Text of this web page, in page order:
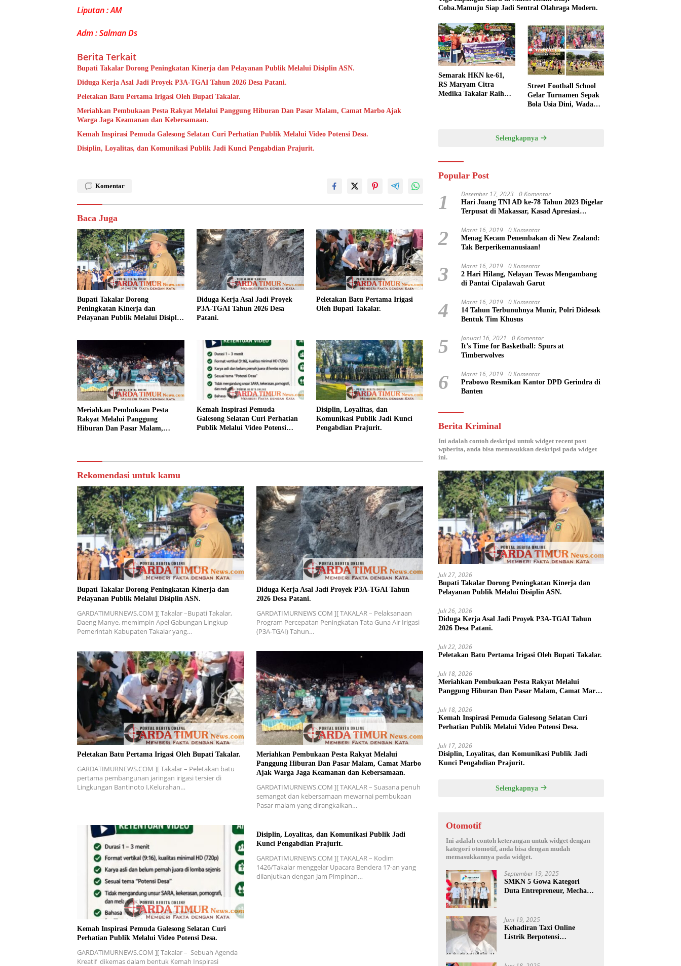
Liputan : AM
Adm : Salman Ds
Berita Terkait
Bupati Takalar Dorong Peningkatan Kinerja dan Pelayanan Publik Melalui Disiplin ASN.
Diduga Kerja Asal Jadi Proyek P3A-TGAI Tahun 2026 Desa Patani.
Peletakan Batu Pertama Irigasi Oleh Bupati Takalar.
Meriahkan Pembukaan Pesta Rakyat Melalui Panggung Hiburan Dan Pasar Malam, Camat Marbo Ajak
Warga Jaga Keamanan dan Kebersamaan.
Kemah Inspirasi Pemuda Galesong Selatan Curi Perhatian Publik Melalui Video Potensi Desa.
Disiplin, Loyalitas, dan Komunikasi Publik Jadi Kunci Pengabdian Prajurit.
Komentar
Baca Juga
Bupati Takalar Dorong
Peningkatan Kinerja dan
Pelayanan Publik Melalui Disiplin
Diduga Kerja Asal Jadi Proyek
P3A-TGAI Tahun 2026 Desa
Patani.
Peletakan Batu Pertama Irigasi
Oleh Bupati Takalar.
Meriahkan Pembukaan Pesta
Rakyat Melalui Panggung
Hiburan Dan Pasar Malam,
Kemah Inspirasi Pemuda
Galesong Selatan Curi Perhatian
Publik Melalui Video Potensi
Disiplin, Loyalitas, dan
Komunikasi Publik Jadi Kunci
Pengabdian Prajurit.
Rekomendasi untuk kamu
Bupati Takalar Dorong Peningkatan Kinerja dan
Pelayanan Publik Melalui Disiplin ASN.
GARDATIMURNEWS.COM ][ Takalar –Bupati Takalar,
Daeng Manye, memimpin Apel Gabungan Lingkup
Pemerintah Kabupaten Takalar yang…
Diduga Kerja Asal Jadi Proyek P3A-TGAI Tahun
2026 Desa Patani.
GARDATIMURNEWS COM ][ TAKALAR – Pelaksanaan
Program Percepatan Peningkatan Tata Guna Air Irigasi
(P3A-TGAI) Tahun…
Peletakan Batu Pertama Irigasi Oleh Bupati Takalar.
GARDATIMURNEWS.COM ][ Takalar – Peletakan batu
pertama pembangunan jaringan irigasi tersier di
Lingkungan Bantinoto I,Kelurahan…
Meriahkan Pembukaan Pesta Rakyat Melalui
Panggung Hiburan Dan Pasar Malam, Camat Marbo
Ajak Warga Jaga Keamanan dan Kebersamaan.
GARDATIMURNEWS.COM ][ TAKALAR – Suasana penuh
semangat dan kebersamaan mewarnai pembukaan
Pasar malam yang dirangkaikan…
Kemah Inspirasi Pemuda Galesong Selatan Curi
Perhatian Publik Melalui Video Potensi Desa.
GARDATIMURNEWS.COM ][ Takalar – Sebuah Agenda
Kreatif dikemas dalam bentuk Kemah Inspirasi
Disiplin, Loyalitas, dan Komunikasi Publik Jadi
Kunci Pengabdian Prajurit.
GARDATIMURNEWS.COM ][ TAKALAR – Kodim
1426/Takalar menggelar Upacara Bendera 17-an yang
dilanjutkan dengan Jam Pimpinan…
Coba.Mamuju Siap Jadi Sentral Olahraga Modern.
Semarak HKN ke-61,
RS Maryam Citra
Medika Takalar Raih
Street Football School
Gelar Turnamen Sepak
Bola Usia Dini, Wadah
Selengkapnya
Popular Post
1 Desember 17, 2023 0 Komentar
Hari Juang TNI AD ke-78 Tahun 2023 Digelar
Terpusat di Makassar, Kasad Apresiasi
2 Maret 16, 2019 0 Komentar
Menag Kecam Penembakan di New Zealand:
Tak Berperikemanusiaan!
3 Maret 16, 2019 0 Komentar
2 Hari Hilang, Nelayan Tewas Mengambang
di Pantai Cipalawah Garut
4 Maret 16, 2019 0 Komentar
14 Tahun Terbunuhnya Munir, Polri Didesak
Bentuk Tim Khusus
5 Januari 16, 2021 0 Komentar
It’s Time for Basketball: Spurs at
Timberwolves
6 Maret 16, 2019 0 Komentar
Prabowo Resmikan Kantor DPD Gerindra di
Banten
Berita Kriminal
Ini adalah contoh deskripsi untuk widget recent post
wpberita, anda bisa memasukkan deskripsi pada widget
ini.
Juli 27, 2026
Bupati Takalar Dorong Peningkatan Kinerja dan
Pelayanan Publik Melalui Disiplin ASN.
Juli 26, 2026
Diduga Kerja Asal Jadi Proyek P3A-TGAI Tahun
2026 Desa Patani.
Juli 22, 2026
Peletakan Batu Pertama Irigasi Oleh Bupati Takalar.
Juli 18, 2026
Meriahkan Pembukaan Pesta Rakyat Melalui
Panggung Hiburan Dan Pasar Malam, Camat Marbo
Juli 18, 2026
Kemah Inspirasi Pemuda Galesong Selatan Curi
Perhatian Publik Melalui Video Potensi Desa.
Juli 17, 2026
Disiplin, Loyalitas, dan Komunikasi Publik Jadi
Kunci Pengabdian Prajurit.
Selengkapnya
Otomotif
Ini adalah contoh keterangan untuk widget dengan
kategori otomotif, anda bisa dengan mudah
memasukkannya pada widget.
September 19, 2025
SMKN 5 Gowa Kategori
Duta Entrepreneur, Mechanic
Nasional Ta- 2025
Juni 19, 2025
Kehadiran Taxi Online
Listrik Berpotensi